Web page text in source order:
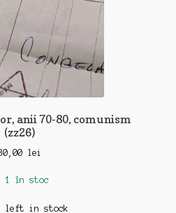
anii 70-80, comunism
(zz26)
lei
1 în stoc
left in stock